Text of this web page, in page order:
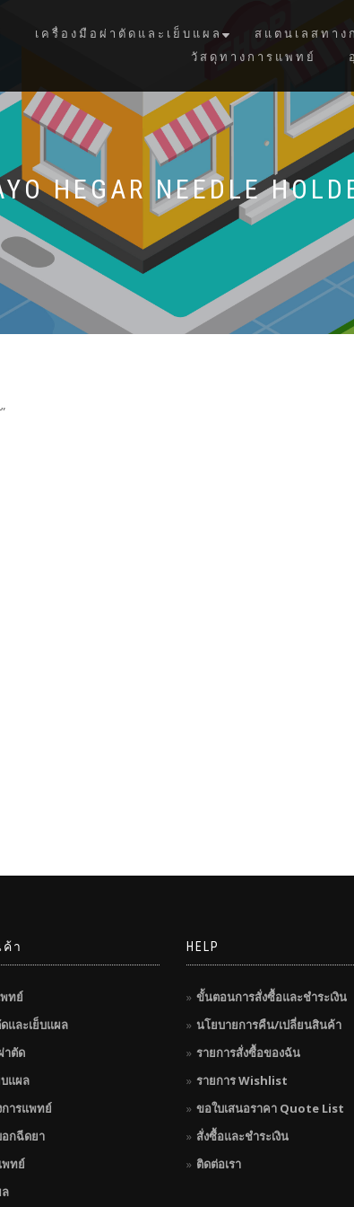
เครื่องมือผ่าตัดและเย็บแผล สแตนเลสทาง
วัสดุทางการแพทย์
HEGAR NEEDLE
า
ทย์
และเย็บแผล
าตัด
แผล
การแพทย์
อกฉีดยา
พทย์
HELP
ขั้นตอนการสั่งซื้อและชำระเงิน
นโยบายการคืน/เปลี่ยนสินค้า
รายการสั่งซื้อของฉัน
รายการ Wishlist
ขอใบเสนอราคา Quote List
สั่งซื้อและชำระเงิน
ติดต่อเรา